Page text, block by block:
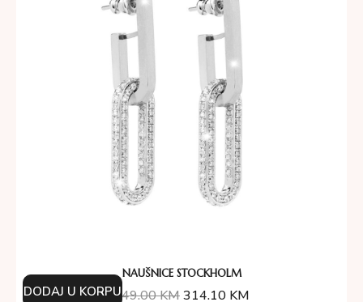
NAUŠNICE STOCKHOLM
349.00KM314.10 KM
DODAJ U KORPU